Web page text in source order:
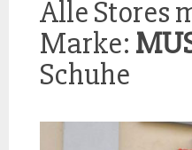
Alle Stores
Marke:
Schuhe